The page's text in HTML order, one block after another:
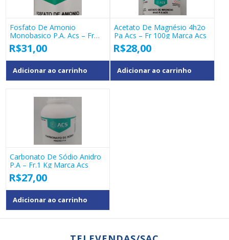
Fosfato De Amonio
Monobasico P.a. Acs – Fr
500g
R$31,00
Adicionar ao carrinho
Acetato De Magnésio 4h2o
Pa Acs – Fr 100g Marca Acs
R$28,00
Adicionar ao carrinho
Carbonato De Sódio Anidro
P.a – Fr.1 Kg Marca Acs
R$27,00
Adicionar ao carrinho